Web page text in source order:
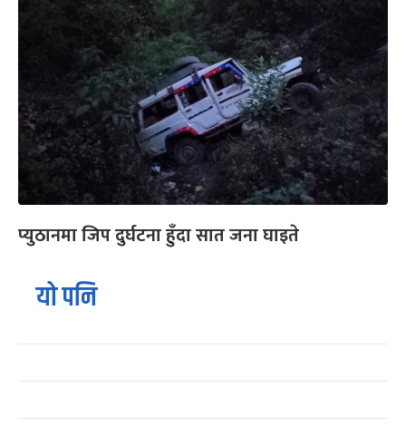
प्युठानमा जिप दुर्घटना हुँदा सात जना घाइते
यो पनि